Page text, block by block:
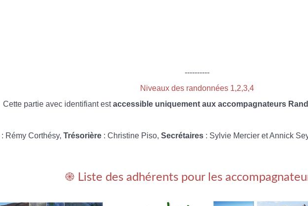
----------
Niveaux des randonnées 1,2,3,4
Cette partie avec identifiant estaccessible uniquement aux accompagnateurs
: Rémy Corthésy, Trésorière : Christine Piso, Secrétaires : Sylvie Mercier et Annick
֎ Liste des adhérents pour les